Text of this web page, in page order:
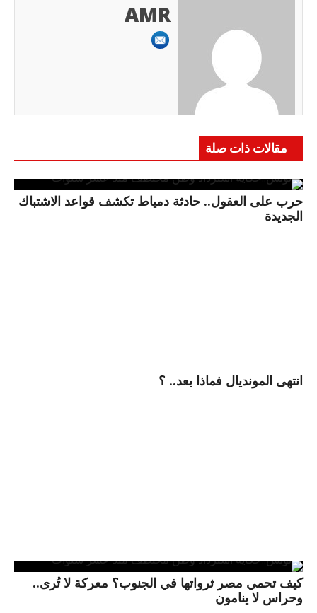
AMR
مقالات ذات صلة
حرب على العقول.. حادثة دمياط تكشف قواعد الاشتباك
الجديدة
انتهى المونديال فماذا بعد.. ؟
كيف تحمي مصر ثرواتها في الجنوب؟ معركة لا تُرى..
وحراس لا ينامون